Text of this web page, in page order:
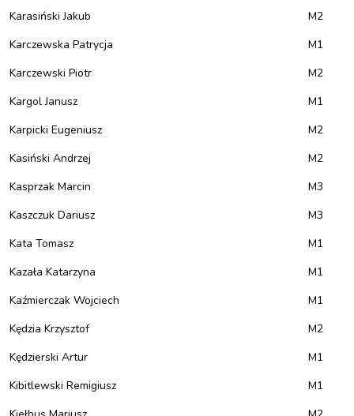
Karasiński Jakub
M2
Karczewska Patrycja
M1
Karczewski Piotr
M2
Kargol Janusz
M1
Karpicki Eugeniusz
M2
Kasiński Andrzej
M2
Kasprzak Marcin
M3
Kaszczuk Dariusz
M3
Kata Tomasz
M1
Kazała Katarzyna
M1
Kaźmierczak Wojciech
M1
Kędzia Krzysztof
M2
Kędzierski Artur
M1
Kibitlewski Remigiusz
M1